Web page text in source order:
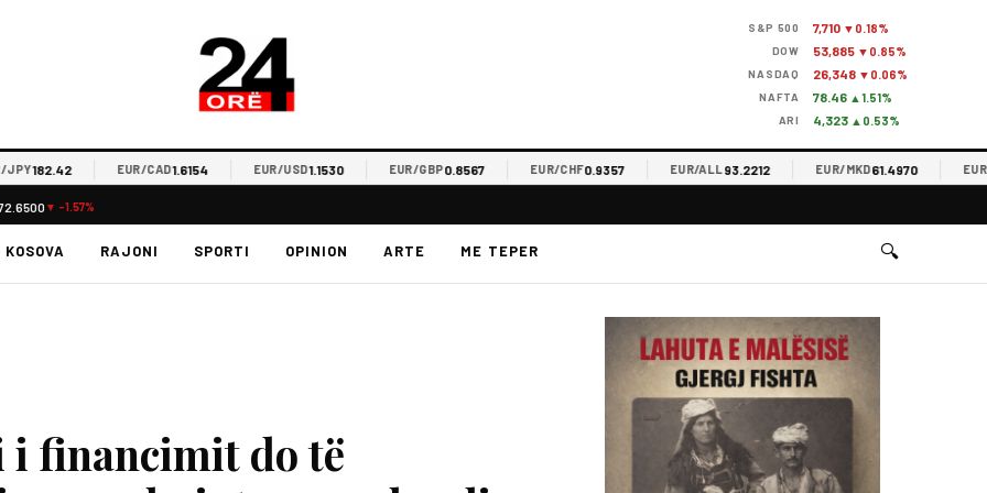
S&P 500 7,710 ▼0.18%
DOW 53,885 ▼0.85%
NASDAQ 26,348 ▼0.06%
NAFTA 78.46 ▲1.51%
ARI 4,323 ▲0.53%
182.42 EUR/CAD1.6154 EUR/USD1.1530 EUR/GBP0.8567 EUR/CHF0.9357 EUR/ALL93.2212 EUR/MKD61.4970 EUR/RSD
▼ -1.57%
KOSOVA RAJONI SPORTI OPINION ARTE ME TEPER 🔍
i financimit do të